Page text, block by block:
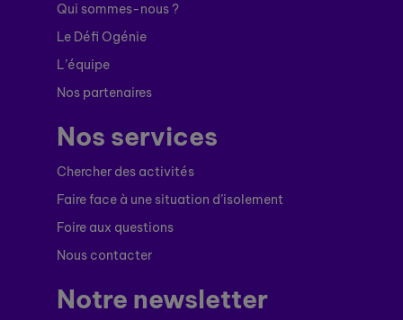
Qui sommes-nous ?
Le Défi Ogénie
L’équipe
Nos partenaires
Nos services
Chercher des activités
Faire face à une situation d’isolement
Foire aux questions
Nous contacter
Notre newsletter